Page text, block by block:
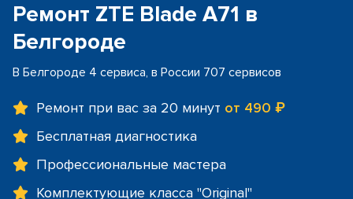
Ремонт ZTE Blade A71 в
Белгороде
В Белгороде 4 сервиса, в России 707 сервисов
Ремонт при вас за 20 минут от 490 ₽
Бесплатная диагностика
Профессиональные мастера
Комплектующие класса "Original"